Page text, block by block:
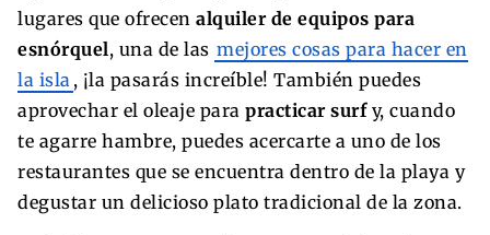
lugares que ofrecen alquiler de equipos para
esnórquel, una de las mejores cosas para hacer en
la isla , ¡la pasarás increíble! También puedes
aprovechar el oleaje para practicar surf y, cuando
te agarre hambre, puedes acercarte a uno de los
restaurantes que se encuentra dentro de la playa y
degustar un delicioso plato tradicional de la zona.